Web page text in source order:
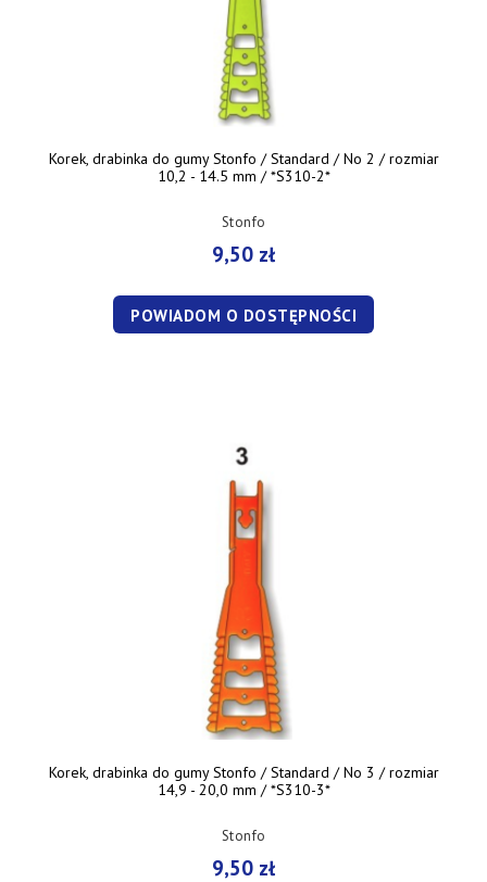
Korek, drabinka do gumy Stonfo / Standard / No 2 / rozmiar
10,2 - 14.5 mm / *S310-2*
Stonfo
9,50 zł
POWIADOM O DOSTĘPNOŚCI
Korek, drabinka do gumy Stonfo / Standard / No 3 / rozmiar
14,9 - 20,0 mm / *S310-3*
Stonfo
9,50 zł